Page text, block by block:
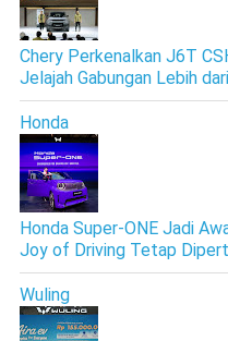
Chery Perkenalkan J6T
Jelajah Gabungan Lebih
Honda
Honda Super-ONE Jadi
Joy of Driving Tetap
Wuling